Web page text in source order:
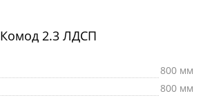
Комод 2.3 ЛДСП
800 мм
800 мм